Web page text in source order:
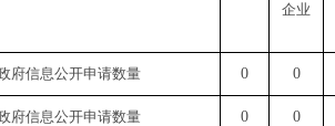
企业
府信息公开申请数量 0 0
府信息公开申请数量 0 0